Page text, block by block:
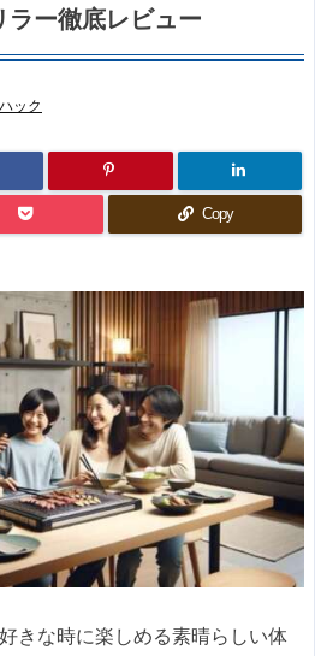
ラー徹底レビュー
ック
Copy
きな時に楽しめる素晴らしい体